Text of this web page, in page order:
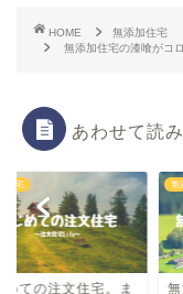
HOME
無添加住宅
無添加住宅の漆喰がコ
あわせて読
住宅
めての注文住宅。ま
無